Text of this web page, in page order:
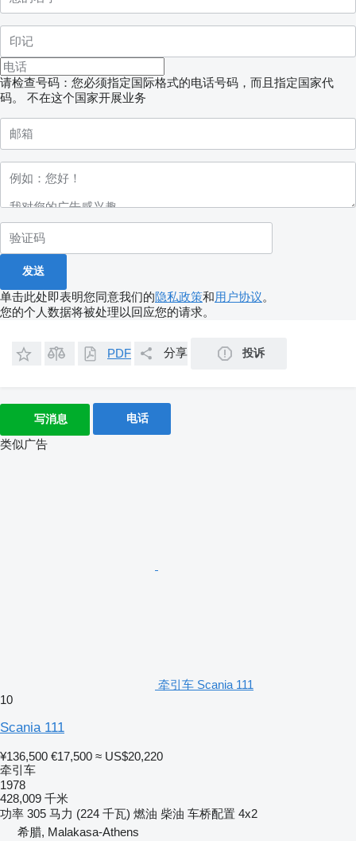
请检查号码：您必须指定国际格式的电话号码，而且指定国家代
码。
不在这个国家开展业务
单击此处即表明您同意我们的隐私政策和用户协议。
您的个人数据将被处理以回应您的请求。
PDF 分享 投诉
写消息 电话
类似广告
牵引车 Scania 111
10
Scania 111
¥136,500 €17,500 ≈ US$20,220
牵引车
1978
428,009 千米
功率 305 马力 (224 千瓦) 燃油 柴油 车桥配置 4x2
希腊, Malakasa-Athens